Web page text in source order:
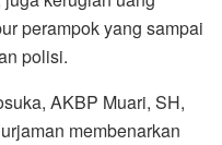
perampok yang sampai
polisi.
AKBP Muari, SH,
membenarkan